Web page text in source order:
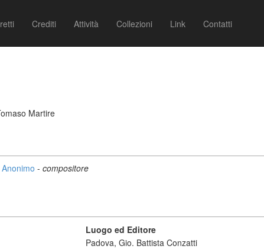
Crediti Attività Collezioni Link Contatti
Martire
Anonimo - compositore
Luogo ed Editore
Padova, Gio. Battista Conzatti